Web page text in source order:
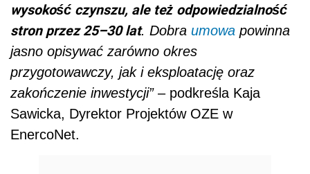
wysokość czynszu, ale też odpowiedzialność
stron przez 25–30 lat. Dobra umowa powinna
jasno opisywać zarówno okres
przygotowawczy, jak i eksploatację oraz
zakończenie inwestycji”– podkreśla Kaja
Sawicka, Dyrektor Projektów OZE w
EnercoNet.